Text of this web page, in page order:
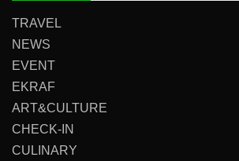
TRAVEL
NEWS
EVENT
EKRAF
ART&CULTURE
CHECK-IN
CULINARY